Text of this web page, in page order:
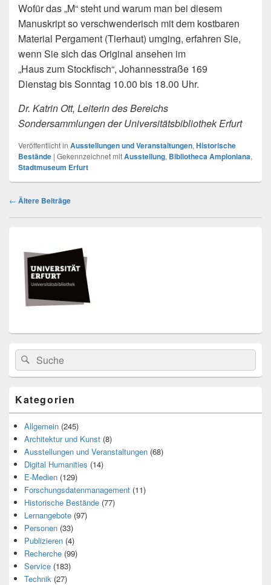
Wofür das „M“ steht und warum man bei diesem
Manuskript so verschwenderisch mit dem kostbaren
Material Pergament (Tierhaut) umging, erfahren Sie,
wenn Sie sich das Original ansehen im
„Haus zum Stockfisch“, Johannesstraße 169
Dienstag bis Sonntag 10.00 bis 18.00 Uhr.
Dr. Katrin Ott, Leiterin des Bereichs
Sondersammlungen der Universitätsbibliothek Erfurt
Veröffentlicht in Ausstellungen und Veranstaltungen, Historische
Bestände | Gekennzeichnet mitAusstellung, Bibliotheca Amploniana,
Stadtmuseum Erfurt
Beitragsnavigation
← Ältere Beiträge
Widget-
Bereich
Search
for:
Suche
Kategorien
Allgemein (245)
Architektur und Kunst (8)
Ausstellungen und Veranstaltungen (68)
Digital Humanities (14)
E-Medien (129)
Forschungsdatenmanagement (11)
Historische Bestände (77)
Lernangebote (97)
Personen (33)
Publizieren (4)
Recherche (99)
Service (183)
Technik (27)